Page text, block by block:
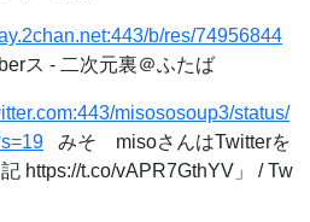
b/res/74956844
ス - 二次元裏＠ふたば
misososoup3/status/
みそ misoさんはTwitterを
https://t.co/vAPR7GthYV」 / Tw